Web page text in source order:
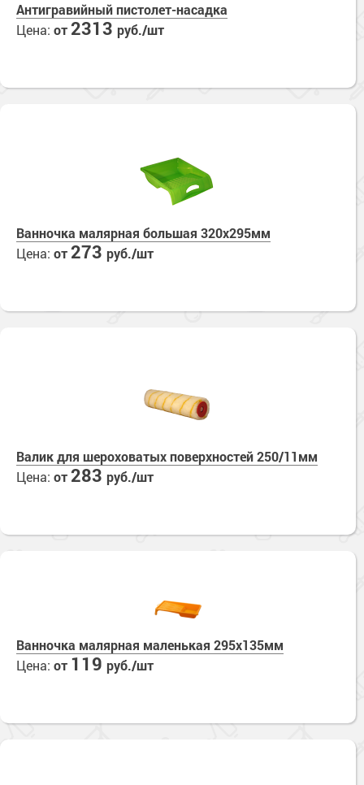
Антигравийный пистолет-насадка
Цена: от2313 руб./шт
Ванночка малярная большая 320х295мм
Цена: от273 руб./шт
Валик для шероховатых поверхностей 250/11мм
Цена: от283 руб./шт
Ванночка малярная маленькая 295х135мм
Цена: от 119 руб./шт